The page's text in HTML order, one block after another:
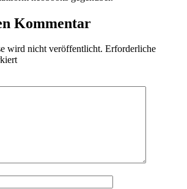
Kommentar
wird nicht veröffentlicht. Erforderliche